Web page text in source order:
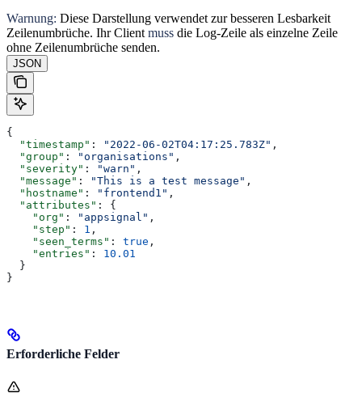
Warnung: Diese Darstellung verwendet zur besseren Lesbarkeit
Zeilenumbrüche. Ihr Client muss die Log-Zeile als einzelne Zeile
ohne Zeilenumbrüche senden.
JSON
{
  "timestamp"
: "2022-06-02T04:17:25.783Z" ,
  "group"
: "organisations" ,
  "severity"
: "warn" ,
  "message"
: "This is a test message" ,
  "hostname"
: "frontend1" ,
  "attributes"
: {
    "org"
: "appsignal" ,
    "step"
: 1 ,
    "seen_terms"
: true ,
    "entries"
: 10.01
  }
}
Erforderliche Felder